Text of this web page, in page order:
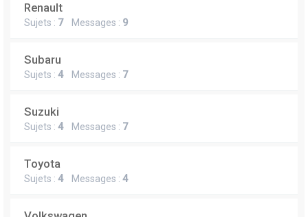
Renault
Sujets : 7Messages : 9
Subaru
Sujets : 4Messages : 7
Suzuki
Sujets : 4Messages : 7
Toyota
Sujets : 4Messages : 4